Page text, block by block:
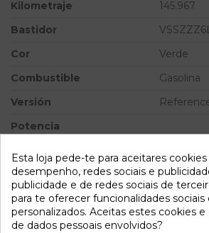
Kilometraje
145.967
Bastidor
Cor
Verde
Combustible
Gasolina
Versión
Potencia
Referência 765705
Disponível a partir de: 2022-04-06
Esta loja pede-te para aceitares
desempenho, redes sociais e
publicidade e de redes sociais de
para te oferecer funcionalidades sociais
personalizados. Aceitas estes cookies
de dados pessoais envolvidos?